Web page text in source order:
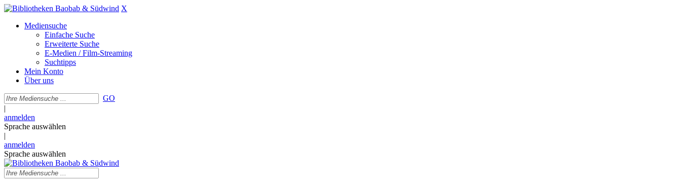
X
Mediensuche
Einfache Suche
Erweiterte Suche
E-Medien / Film-Streaming
Suchtipps
Mein Konto
Über uns
GO
|
anmelden
Sprache auswählen
|
anmelden
Sprache auswählen